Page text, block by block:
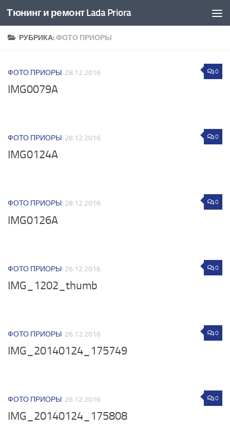
Перейти к содержимому
Тюнинг и ремонт Lada Priora
РУБРИКА:ФОТО ПРИОРЫ
0
ФОТО ПРИОРЫ 28.12.2016
IMG0079A
0
ФОТО ПРИОРЫ 28.12.2016
IMG0124A
0
ФОТО ПРИОРЫ 28.12.2016
IMG0126A
0
ФОТО ПРИОРЫ 26.12.2016
IMG_1202_thumb
0
ФОТО ПРИОРЫ 26.12.2016
IMG_20140124_175749
0
ФОТО ПРИОРЫ 26.12.2016
IMG_20140124_175808